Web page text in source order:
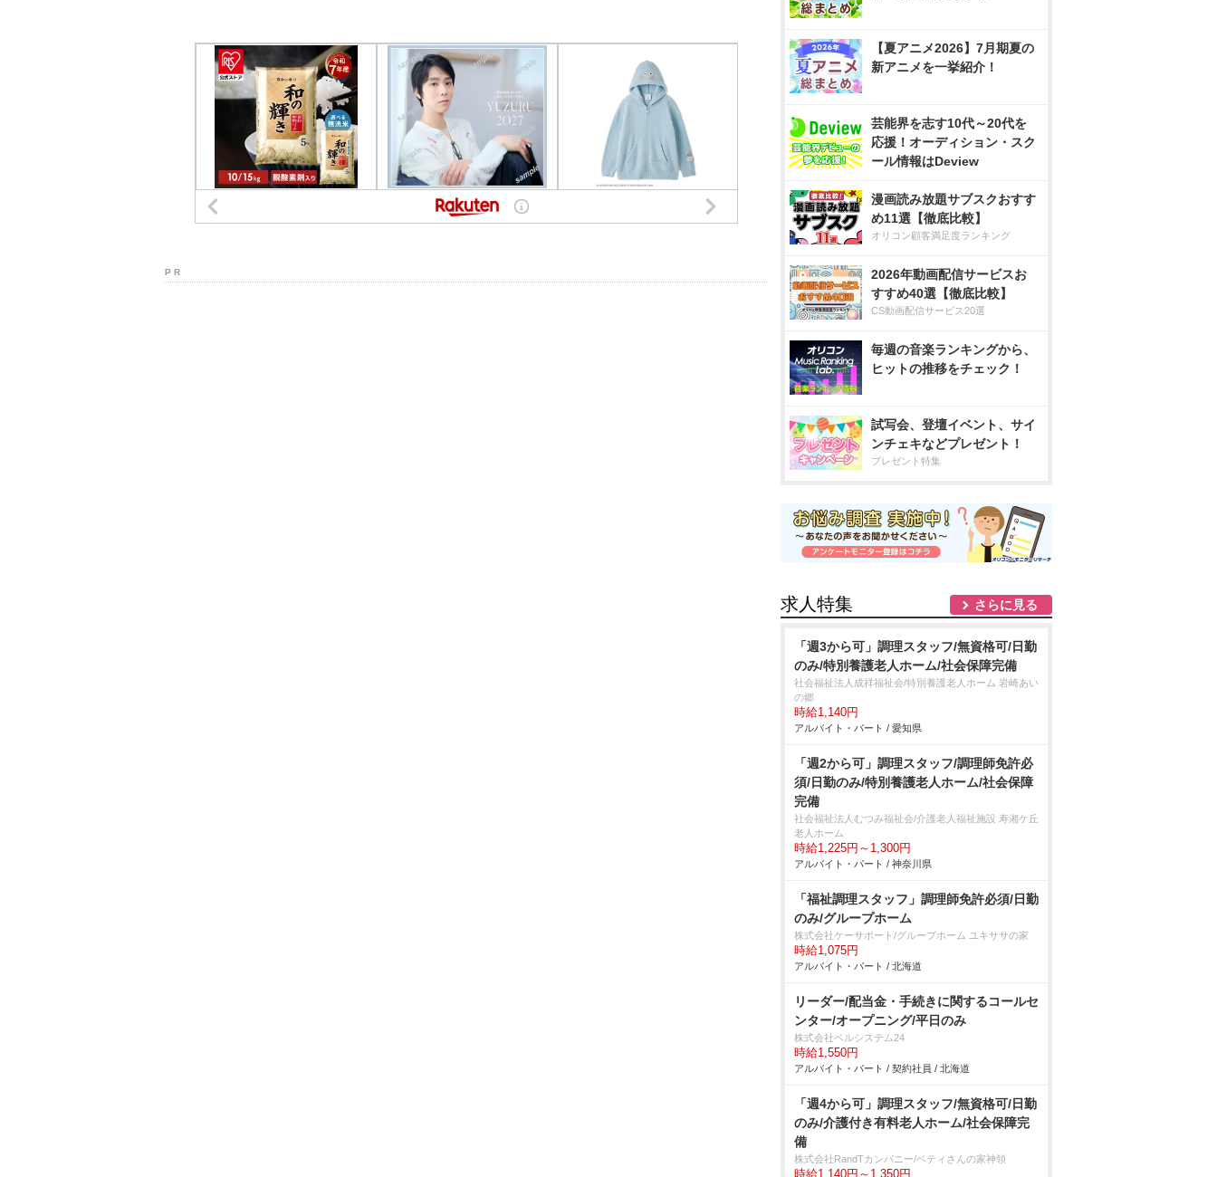
P R
【夏アニメ2026】7月期夏の
新アニメを一挙紹介！
芸能界を志す10代～20代を
応援！オーディション・スク
ール情報はDeview
漫画読み放題サブスクおすす
め11選【徹底比較】
オリコン顧客満足度ランキング
2026年動画配信サービスお
すすめ40選【徹底比較】
CS動画配信サービス20選
毎週の音楽ランキングから、
ヒットの推移をチェック！
試写会、登壇イベント、サイ
ンチェキなどプレゼント！
プレゼント特集
求人特集 さらに見る
「週3から可」調理スタッフ/無資格可/日勤
のみ/特別養護老人ホーム/社会保障完備
社会福祉法人成祥福祉会/特別養護老人ホーム 岩崎あい
の郷
時給1,140円
アルバイト・パート / 愛知県
「週2から可」調理スタッフ/調理師免許必
須/日勤のみ/特別養護老人ホーム/社会保障
完備
社会福祉法人むつみ福祉会/介護老人福祉施設 寿湘ケ丘
老人ホーム
時給1,225円～1,300円
アルバイト・パート / 神奈川県
「福祉調理スタッフ」調理師免許必須/日勤
のみ/グループホーム
株式会社ケーサポート/グループホーム ユキササの家
時給1,075円
アルバイト・パート / 北海道
リーダー/配当金・手続きに関するコールセ
ンター/オープニング/平日のみ
株式会社ベルシステム24
時給1,550円
アルバイト・パート / 契約社員 / 北海道
「週4から可」調理スタッフ/無資格可/日勤
のみ/介護付き有料老人ホーム/社会保障完
備
株式会社RandTカンパニー/ベティさんの家神領
時給1,140円～1,350円